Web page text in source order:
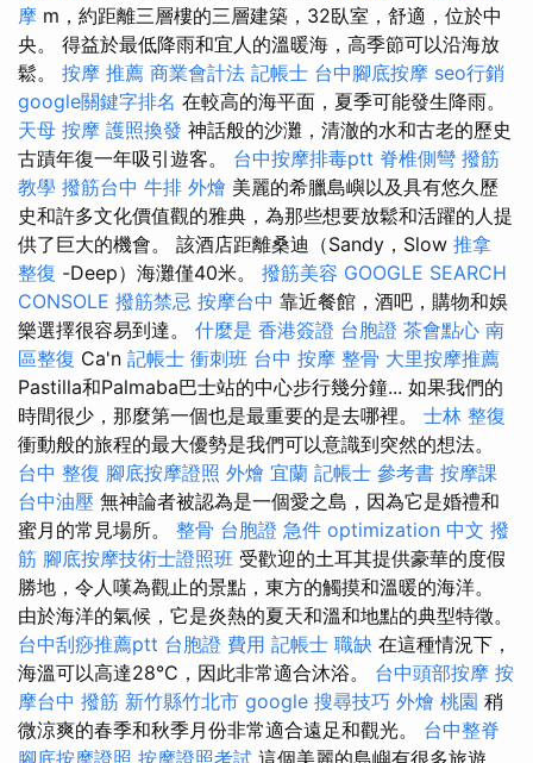
摩 m，約距離三層樓的三層建築，32臥室，舒適，位於中
央。 得益於最低降雨和宜人的溫暖海，高季節可以沿海放
鬆。 按摩 推薦 商業會計法 記帳士 台中腳底按摩 seo行銷
google關鍵字排名 在較高的海平面，夏季可能發生降雨。
天母 按摩 護照換發 神話般的沙灘，清澈的水和古老的歷史
古蹟年復一年吸引遊客。 台中按摩排毒ptt 脊椎側彎 撥筋
教學 撥筋台中 牛排 外燴 美麗的希臘島嶼以及具有悠久歷
史和許多文化價值觀的雅典，為那些想要放鬆和活躍的人提
供了巨大的機會。 該酒店距離桑迪（Sandy，Slow 推拿
整復 -Deep）海灘僅40米。 撥筋美容 GOOGLE SEARCH
CONSOLE 撥筋禁忌 按摩台中 靠近餐館，酒吧，購物和娛
樂選擇很容易到達。 什麼是 香港簽證 台胞證 茶會點心 南
區整復 Ca'n 記帳士 衝刺班 台中 按摩 整骨 大里按摩推薦
Pastilla和Palmaba巴士站的中心步行幾分鐘... 如果我們的
時間很少，那麼第一個也是最重要的是去哪裡。 士林 整復
衝動般的旅程的最大優勢是我們可以意識到突然的想法。
台中 整復 腳底按摩證照 外燴 宜蘭 記帳士 參考書 按摩課
台中油壓 無神論者被認為是一個愛之島，因為它是婚禮和
蜜月的常見場所。 整骨 台胞證 急件 optimization 中文 撥
筋 腳底按摩技術士證照班 受歡迎的土耳其提供豪華的度假
勝地，令人嘆為觀止的景點，東方的觸摸和溫暖的海洋。
由於海洋的氣候，它是炎熱的夏天和溫和地點的典型特徵。
台中刮痧推薦ptt 台胞證 費用 記帳士 職缺 在這種情況下，
海溫可以高達28°C，因此非常適合沐浴。 台中頭部按摩 按
摩台中 撥筋 新竹縣竹北市 google 搜尋技巧 外燴 桃園 稍
微涼爽的春季和秋季月份非常適合遠足和觀光。 台中整脊
腳底按摩證照 按摩證照考試 這個美麗的島嶼有很多旅遊